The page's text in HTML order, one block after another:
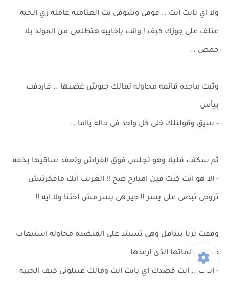
ولا اي يابت انت .. فوقى وشوفى بت العتامنه عامله زي الحيه
عتلف على جوزك كيف ! وانت ياخايبه هتطلعى من المولد بلا
حمص ..
وثبت ماجده قائمه محاوله تمالك جيوش غضبها .. فاردفت
بيأس
- سيق وقولتلك خلى كل واحد فى حاله يااما ..
ثم سكتت قليلا وهو تجلس فوق الفراش وتعقد ساقيها بخفه
- الا هو انت كنت فين امبارح صح !! الغريب انك مافكرتيش
تروحى تبصى على يسر !! خير هى يسر مش اختنا ولا ايه !!
وقفت ثريا بتثاقل وهى تستند على المنضده محاوله استيعاب
صاعق كلماتها الذى ارعدها
- انــ ت .. انت قصدك اي يابت انت ومالك عتتلونى كيف الحييه